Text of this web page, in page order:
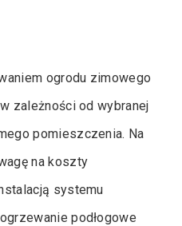
ogrodu zimowego
zależności od wybranej
pomieszczenia. Na
na koszty
systemu
podłogowe